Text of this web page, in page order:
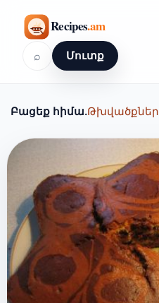
⌕ Մուտք
Բացեք հիմա.Թխվածքներ